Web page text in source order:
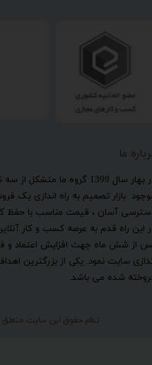
ما
​در بهار سال 1399 گروه ما
بازار تصمیم به راه اندازی یک
آسان ، قیمت مناسب با حفظ
این راه قدم به عرصه کسب و کار
از شش ماه جهت افزایش اعتماد و
سایت نمود. یکی از بزرگترین
شده می باشد.
تمام حقوق این سایت متعلق